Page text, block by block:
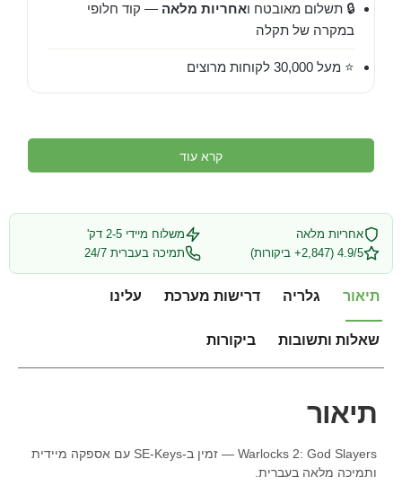
🔒 תשלום מאובטח ואחריות מלאה — קוד חלופי
במקרה של תקלה
⭐ מעל 30,000 לקוחות מרוצים
קרא עוד
אחריות מלאה
משלוח מיידי 2-5 דק'
4.9/5 (2,847+ ביקורות)
תמיכה בעברית 24/7
תיאור גלריה דרישות מערכת עלינו
שאלות ותשובות ביקורות
תיאור
Warlocks 2: God Slayers — זמין ב-SE-Keys עם אספקה מיידית
ותמיכה מלאה בעברית.